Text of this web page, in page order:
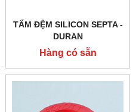
TẤM ĐỆM SILICON SEPTA -
DURAN
Hàng có sẵn